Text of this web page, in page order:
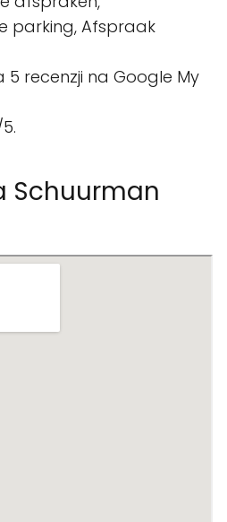
parking, Afspraak
5 recenzji na Google My
Schuurman